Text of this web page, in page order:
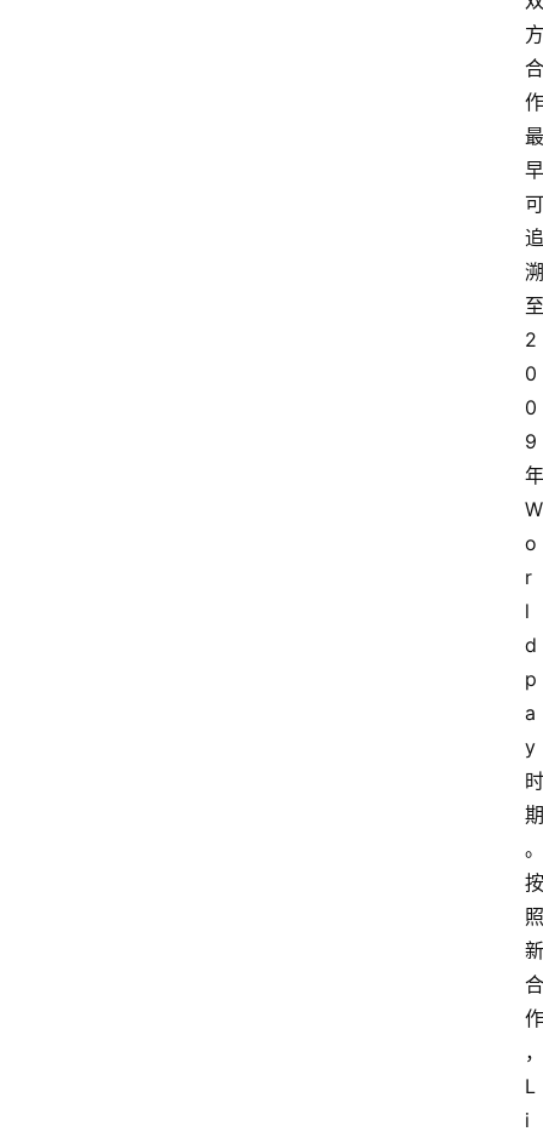
方
合
作
最
早
可
追
溯
至
2
0
0
9
年
W
o
r
l
d
p
a
y
时
期
。
按
照
新
合
作
，
L
i